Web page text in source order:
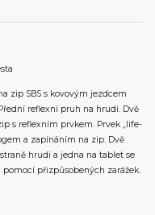
zip SBS s kovovým jezdcem
reflexní pruh na hrudi. Dvě
s reflexním prvkem. Prvek „life-
a zapínáním na zip. Dvě
hrudi a jedna na tablet se
přizpůsobených zarážek.